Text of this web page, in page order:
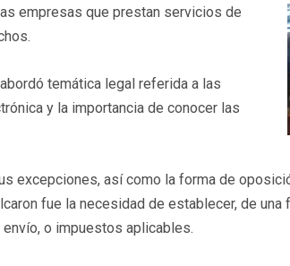
empresas que prestan servicios de
temática legal referida a las
y la importancia de conocer las
excepciones, así como la forma de
fue la necesidad de establecer, de una
o impuestos aplicables.